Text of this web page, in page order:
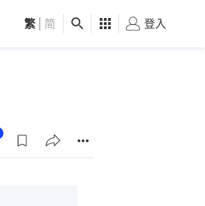
觀點 健康 好食玩飛
繁 简 登入